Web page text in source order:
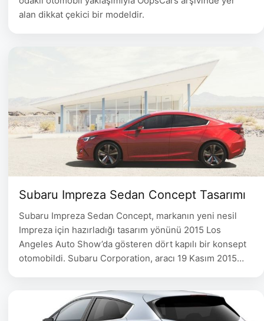
alan dikkat çekici bir modeldir.
Subaru Impreza Sedan Concept Tasarımı
Subaru Impreza Sedan Concept, markanın yeni nesil
Impreza için hazırladığı tasarım yönünü 2015 Los
Angeles Auto Show’da gösteren dört kapılı bir konsept
otomobildi. Subaru Corporation, aracı 19 Kasım 2015
aynı zamanda Subaru’nun gelecekteki modellerinde
kullanmayı planladığı Dynamic & Solid tasarım